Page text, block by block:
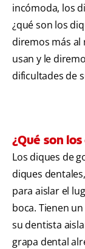
incómoda, los
¿qué son los
diremos más al
usan y le
dificultades de
¿Qué son
Los diques de
diques
para aislar el
boca. Tienen
su dentista
grapa dental